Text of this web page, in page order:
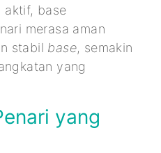
base
merasa aman
stabil base, semakin
yang
yang